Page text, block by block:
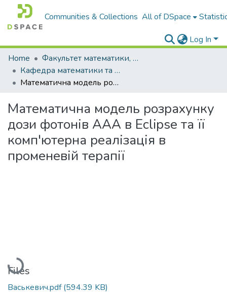
Communities & Collections All of DSpace
Log In
Home
Факультет математики, фізики і комп'ютерних наук
Кафедра математики та інформатики
Математична модель розрахунку дози фотонів ААА в Eclipse та її комп'ютерна реалізація в променевій терапії
Математична модель розрахунку
дози фотонів ААА в Eclipse та її
комп'ютерна реалізація в
променевій терапії
Loading...
Files
Васькевич.pdf(594.39 KB)